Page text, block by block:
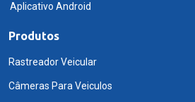
Aplicativo Android
Produtos
Rastreador Veicular
Câmeras Para Veiculos